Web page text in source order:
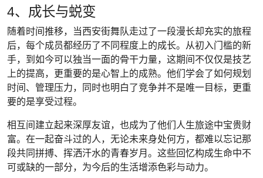
4、成长与蜕变
随着时间推移，当西安街舞队走过了一段漫长却充实的旅程
后，每个成员都经历了不同程度上的成长。从初入门槛的新
手，到如今可以独当一面的骨干力量，这期间不仅仅是技艺
上的提高，更重要的是心智上的成熟。他们学会了如何规划
时间、管理压力，同时也明白了竞争并不是唯一目标，更重
要的是享受过程。
相互间建立起来深厚友谊，也成为了他们人生旅途中宝贵财
富。在一起奋斗过的人，无论未来身处何方，都难以忘记那
段共同拼搏、挥洒汗水的青春岁月。这些回忆构成生命中不
可或缺的一部分，为今后的生活增添色彩与动力。